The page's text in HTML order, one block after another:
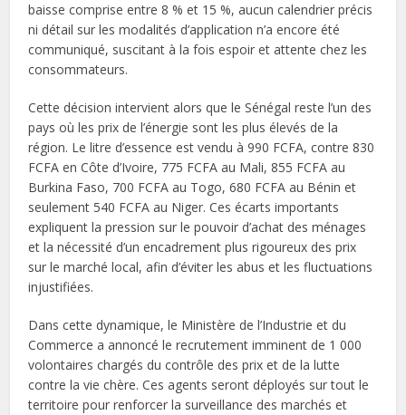
baisse comprise entre 8 % et 15 %, aucun calendrier précis
ni détail sur les modalités d’application n’a encore été
communiqué, suscitant à la fois espoir et attente chez les
consommateurs.
Cette décision intervient alors que le Sénégal reste l’un des
pays où les prix de l’énergie sont les plus élevés de la
région. Le litre d’essence est vendu à 990 FCFA, contre 830
FCFA en Côte d’Ivoire, 775 FCFA au Mali, 855 FCFA au
Burkina Faso, 700 FCFA au Togo, 680 FCFA au Bénin et
seulement 540 FCFA au Niger. Ces écarts importants
expliquent la pression sur le pouvoir d’achat des ménages
et la nécessité d’un encadrement plus rigoureux des prix
sur le marché local, afin d’éviter les abus et les fluctuations
injustifiées.
Dans cette dynamique, le Ministère de l’Industrie et du
Commerce a annoncé le recrutement imminent de 1 000
volontaires chargés du contrôle des prix et de la lutte
contre la vie chère. Ces agents seront déployés sur tout le
territoire pour renforcer la surveillance des marchés et